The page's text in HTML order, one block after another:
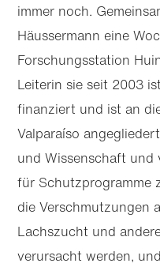
immer noch.
Häussermann eine
Forschungs­station
Leiterin sie seit 2003
finanziert und ist an
Valparaíso
und Wissenschaft
für Schutzprogramme
die Verschmutzungen
Lachszucht und
verursacht werden,